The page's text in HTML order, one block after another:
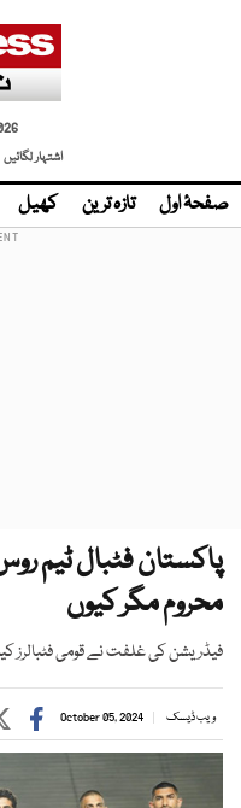
اشتہار لگائیں |
صفحۂ اول تازہ ترین کھیل
پاکستان فٹبال ٹیم
محروم مگر کیوں
فیڈریشن کی غلفت نے قومی فٹبالرز
ویب ڈیسک October 05, 2024